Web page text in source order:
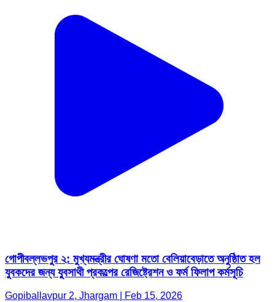
গোপীবল্লভপুর ২: মুখ্যমন্ত্রীর ঘোষণা মতো বেলিয়াবেড়াতে অনুষ্ঠািত হল
যুবকদের জন্য যু্বসাথী প্রকল্পের রেজিষ্ট্রেশন ও ফর্ম ফিলাপ কর্মসূচি
Gopiballavpur 2, Jhargam | Feb 15, 2026